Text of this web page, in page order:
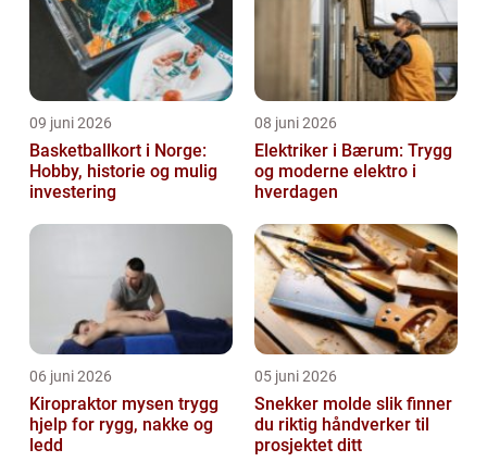
09 juni 2026
Basketballkort i Norge:
Hobby, historie og mulig
investering
08 juni 2026
Elektriker i Bærum: Trygg
og moderne elektro i
hverdagen
06 juni 2026
Kiropraktor mysen trygg
hjelp for rygg, nakke og
ledd
05 juni 2026
Snekker molde slik finner
du riktig håndverker til
prosjektet ditt